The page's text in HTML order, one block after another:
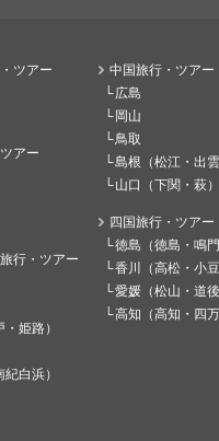
ツアー
アー
行・ツアー
姫路）
白浜）
中国旅行・ツアー
広島
岡山
鳥取
島根（松江・出雲
山口（下関・萩）
四国旅行・ツアー
徳島（徳島・鳴門
香川（高松・小豆
愛媛（松山・道後
高知（高知・四万